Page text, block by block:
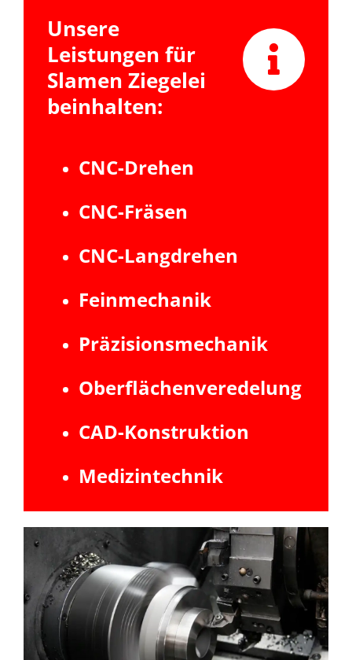
Unsere
Leistungen für
Slamen Ziegelei
beinhalten:
CNC-Drehen
CNC-Fräsen
CNC-Langdrehen
Feinmechanik
Präzisionsmechanik
Oberflächenveredelung
CAD-Konstruktion
Medizintechnik